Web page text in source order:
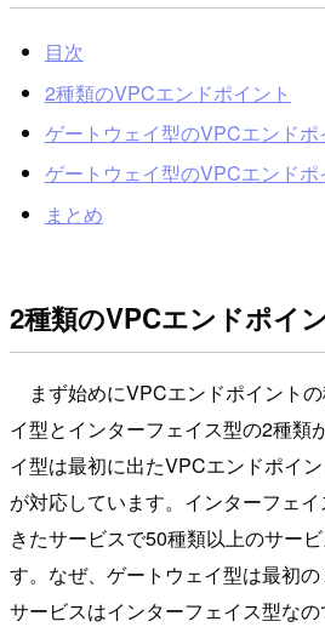
目次
2種類のVPCエンドポイント
ゲートウェイ型のVPCエンド
ゲートウェイ型のVPCエンド
まとめ
2種類のVPCエンドポイ
まず始めにVPCエンドポイント
イ型とインターフェイス型の2種類
イ型は最初に出たVPCエンドポイ
が対応しています。インターフェ
きたサービスで50種類以上のサー
す。なぜ、ゲートウェイ型は最初
サービスはインターフェイス型な